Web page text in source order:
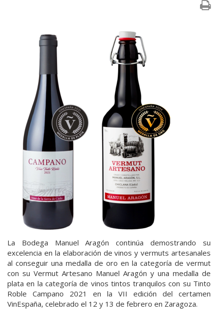
La Bodega Manuel Aragón continúa demostrando su
excelencia en la elaboración de vinos y vermuts artesanales
al conseguir una medalla de oro en la categoría de vermut
con su Vermut Artesano Manuel Aragón y una medalla de
plata en la categoría de vinos tintos tranquilos con su Tinto
Roble Campano 2021 en la VII edición del certamen
VinEspaña, celebrado el 12 y 13 de febrero en Zaragoza.